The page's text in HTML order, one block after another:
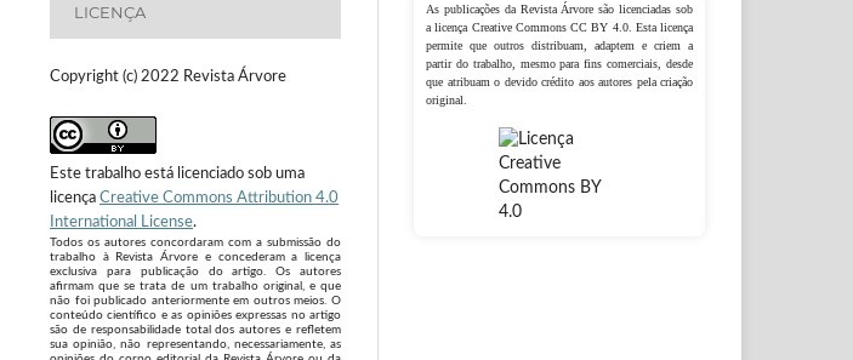
LICENÇA
Copyright (c) 2022 Revista Árvore
Este trabalho está licenciado sob uma
licença Creative Commons Attribution 4.0
International License.
Todos os autores concordaram com a submissão do
trabalho à Revista Árvore e concederam a licença
exclusiva para publicação do artigo. Os autores
afirmam que se trata de um trabalho original, e que
não foi publicado anteriormente em outros meios. O
conteúdo científico e as opiniões expressas no artigo
são de responsabilidade total dos autores e refletem
sua opinião, não representando, necessariamente, as
As publicações da Revista Árvore são licenciadas sob
a licença Creative Commons CC BY 4.0. Esta licença
permite que outros distribuam, adaptem e criem a
partir do trabalho, mesmo para fins comerciais, desde
que atribuam o devido crédito aos autores pela criação
original.